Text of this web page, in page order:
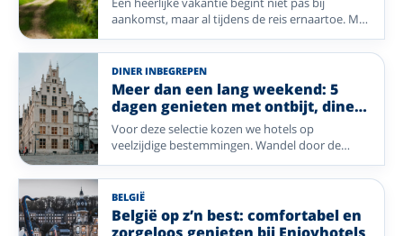
ieder een eigen, sfeervol avondprogramma.
aankomst, maar al tijdens de reis ernaartoe. Met
deze selectie Enjoyhotels reist u comfortabel
met het openbaar vervoer naar bijzondere
bestemmingen zoals de Belgische kust, het
rustige noorden en de prachtige
Waddeneilanden. Of u nu wilt uitwaaien aan zee,
genieten van eilandrust of de charme van het
Groningse landschap wilt ontdekken: uw
vakantie is eenvoudig bereikbaar zonder dat u
zelf hoeft te rijden. Stap ontspannen in de trein,
laat de reis aan u voorbijgaan en geniet vanaf
het eerste moment van uw verblijf.
DINER INBEGREPEN
Meer dan een lang weekend: 5
dagen genieten met ontbijt, diner
en meer
Voor deze selectie kozen we hotels op
veelzijdige bestemmingen. Wandel door de
uitgestrekte natuur van de Ardennen en Ermelo,
geniet van de rust op Vlieland, ontdek de
historische charme van Enkhuizen en Mechelen,
of waai heerlijk uit aan zee in Blankenberge. Ook
het gezellige Bocholt biedt volop mogelijkheden
BELGIË
België op z’n best: comfortabel en